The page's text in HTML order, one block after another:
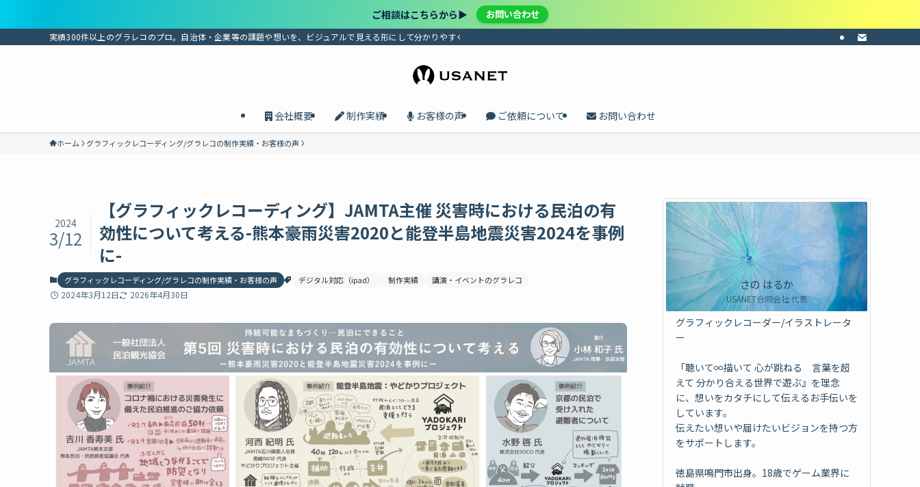
ご相談はこちらから▶︎ お問い合わせ
実績300件以上のグラレコのプロ。自治体・企業等の課題や想いを、ビジュアルで見える形にして分かりやすく届けます。プロセスの共有で、メンバーの共感・納得感・共通認識を。目的に合わせて料金を個別にお見積り。ご依頼は
会社概要 制作実績 お客様の声 ご依頼について お問い合わせ
ホーム グラフィックレコーディング/グラレコの制作実績・お客様の声
【グラフィックレコーディング】JAMTA主催 災害時における民泊の有
効性について考える-熊本豪雨災害2020と能登半島地震災害2024を事例
に-
2024
3/12
グラフィックレコーディング/グラレコの制作実績・お客様の声 デジタル対応（ipad） 制作実績 講演・イベントのグラレコ
2024年3月12日 2026年4月30日
さの はるか
USANET合同会社 代表
グラフィックレコーダー/イラストレータ
ー
「聴いて∞描いて 心が跳ねる 言葉を超
えて 分かり合える世界で遊ぶ』を理念
に、想いをカタチにして伝えるお手伝いを
しています。
伝えたい想いや届けたいビジョンを持つ方
をサポートします。
徳島県鳴門市出身。18歳でゲーム業界に